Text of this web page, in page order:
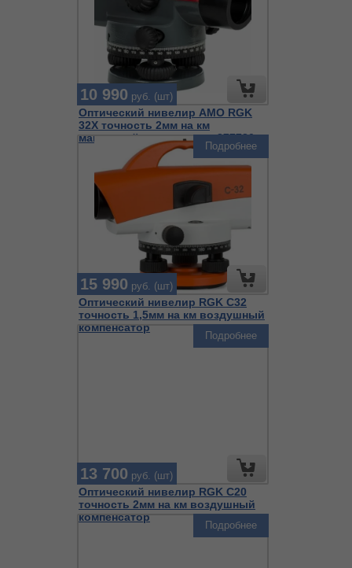
Оптический нивелир AMO RGK
32X точность 2мм на км
магнитный компенсатор 877780
10 990 руб. (шт)
Оптический нивелир RGK C32
точность 1,5мм на км воздушный
компенсатор
15 990 руб. (шт)
Подробнее
Оптический нивелир RGK C20
точность 2мм на км воздушный
компенсатор
13 700 руб. (шт)
Подробнее
Подробнее